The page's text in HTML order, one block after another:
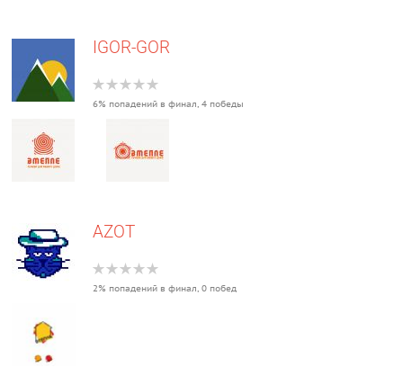
IGOR-GOR
6% попадений в финал, 4 победы
AZOT
2% попадений в финал, 0 побед